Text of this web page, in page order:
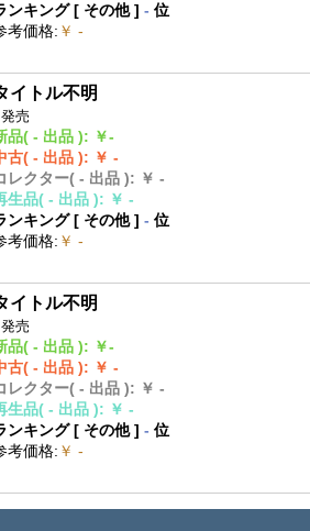
ンキング [ その他]- 位
考価格: ￥ -
イトル不明
売
品( - 出品 ): ￥-
古( - 出品 ): ￥ -
レクター( - 出品 ): ￥ -
生品( - 出品 ): ￥ -
ンキング [ その他]- 位
考価格: ￥ -
イトル不明
売
品( - 出品 ): ￥-
古( - 出品 ): ￥ -
レクター( - 出品 ): ￥ -
生品( - 出品 ): ￥ -
ンキング [ その他]- 位
考価格: ￥ -